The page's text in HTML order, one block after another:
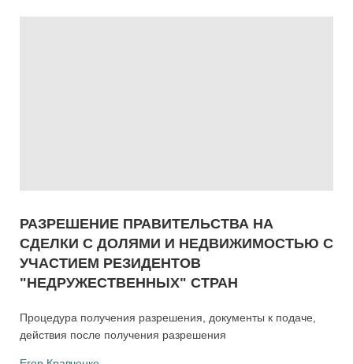
РАЗРЕШЕНИЕ ПРАВИТЕЛЬСТВА НА
СДЕЛКИ С ДОЛЯМИ И НЕДВИЖИМОСТЬЮ С
УЧАСТИЕМ РЕЗИДЕНТОВ
"НЕДРУЖЕСТВЕННЫХ" СТРАН
Процедура получения разрешения, документы к подаче,
действия после получения разрешения